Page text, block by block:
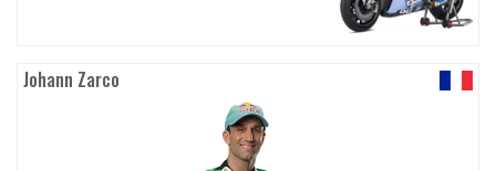
Johann Zarco